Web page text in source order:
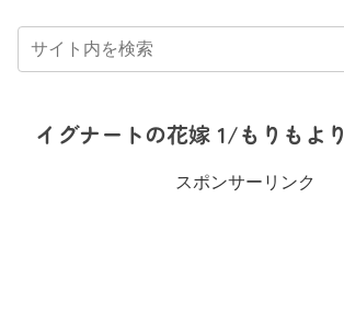
イグナートの花嫁 1/もりもより
スポンサーリンク